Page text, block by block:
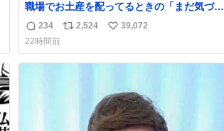
職場でお土産を配ってるときの「まだ気づい
てませんよ」的な演技が毎回シンドい。
返
信
数
234
リ
ス
2,524
い
ね
39,072
22時間前